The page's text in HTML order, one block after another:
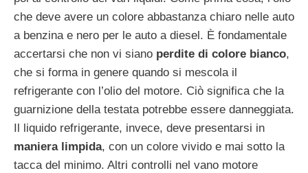
che deve avere un colore abbastanza chiaro nelle auto
a benzina e nero per le auto a diesel. È fondamentale
accertarsi che non vi siano perdite di colore bianco,
che si forma in genere quando si mescola il
refrigerante con l’olio del motore. Ciò significa che la
guarnizione della testata potrebbe essere danneggiata.
Il liquido refrigerante, invece, deve presentarsi in
maniera limpida, con un colore vivido e mai sotto la
tacca del minimo. Altri controlli nel vano motore